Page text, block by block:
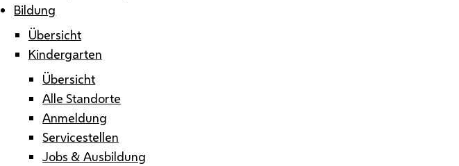
Bildung
Übersicht
Kindergarten
Übersicht
Alle Standorte
Anmeldung
Servicestellen
Jobs & Ausbildung